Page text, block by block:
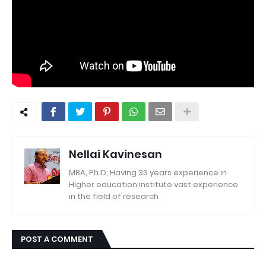
Nellai Kavinesan
MBA, Ph.D, Having 33 years experience in
Higher education institute vast experience
in the field of research
POST A COMMENT